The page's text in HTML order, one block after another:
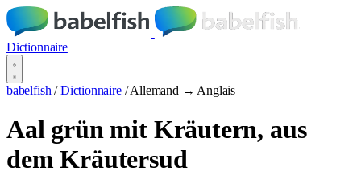
Dictionnaire
babelfish / Dictionnaire / Allemand → Anglais
Aal grün mit Kräutern, aus
dem Kräutersud